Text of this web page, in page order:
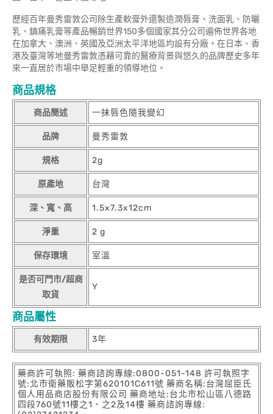
歷經百年曼秀雷敦公司除生產軟膏外還製造潤唇膏、洗面乳、防曬
乳、鎮痛乳膏等產品暢銷世界150多個國家其分公司遍佈世界各地
在加拿大、澳洲、英國及亞洲太平洋地區均設有分廠。在日本、香
港及臺灣等地曼秀雷敦憑藉可靠的醫療背景與悠久的品牌歷史多年
來一直居於市場中舉足輕重的領導地位。
商品規格
商品簡述 一抹唇色隨我變幻
品牌 曼秀雷敦
規格 2g
原產地 台灣
深、寬、高 1.5x7.3x12cm
淨重 2 g
保存環境 室溫
是否可門市/超商
取貨
Y
商品屬性
有效期限 3年
藥商許可執照: 藥商諮詢專線:0800-051-148 許可執照字
號:北市衛藥販松字第620101C611號 藥商名稱:台灣屈臣氏
個人用品商店股份有限公司 藥商地址:台北市松山區八德路
四段760號11樓之1、之2及14樓 藥商諮詢專線: